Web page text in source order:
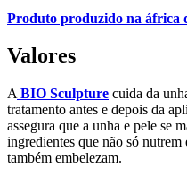
Produto produzido na áfrica
Valores
A BIO Sculpture cuida da
tratamento antes e depois da
assegura que a unha e pele se
ingredientes que não só
também embelezam.